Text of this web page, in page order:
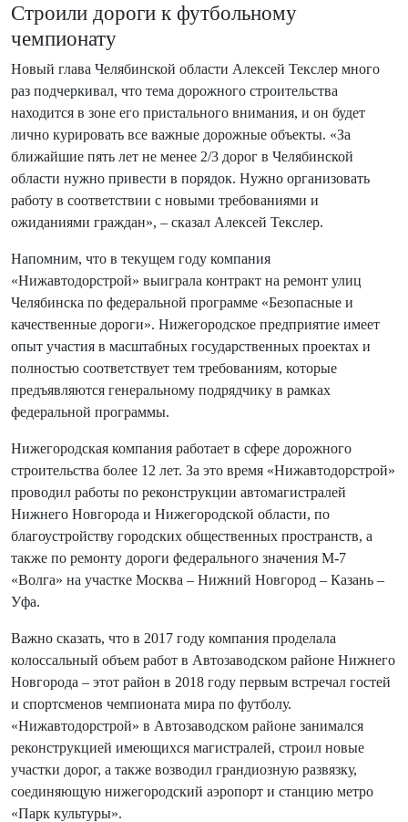
Строили дороги к футбольному
чемпионату
Новый глава Челябинской области Алексей Текслер много
раз подчеркивал, что тема дорожного строительства
находится в зоне его пристального внимания, и он будет
лично курировать все важные дорожные объекты. «За
ближайшие пять лет не менее 2/3 дорог в Челябинской
области нужно привести в порядок. Нужно организовать
работу в соответствии с новыми требованиями и
ожиданиями граждан», – сказал Алексей Текслер.
Напомним, что в текущем году компания
«Нижавтодорстрой» выиграла контракт на ремонт улиц
Челябинска по федеральной программе «Безопасные и
качественные дороги». Нижегородское предприятие имеет
опыт участия в масштабных государственных проектах и
полностью соответствует тем требованиям, которые
предъявляются генеральному подрядчику в рамках
федеральной программы.
Нижегородская компания работает в сфере дорожного
строительства более 12 лет. За это время «Нижавтодорстрой»
проводил работы по реконструкции автомагистралей
Нижнего Новгорода и Нижегородской области, по
благоустройству городских общественных пространств, а
также по ремонту дороги федерального значения М-7
«Волга» на участке Москва – Нижний Новгород – Казань –
Уфа.
Важно сказать, что в 2017 году компания проделала
колоссальный объем работ в Автозаводском районе Нижнего
Новгорода – этот район в 2018 году первым встречал гостей
и спортсменов чемпионата мира по футболу.
«Нижавтодорстрой» в Автозаводском районе занимался
реконструкцией имеющихся магистралей, строил новые
участки дорог, а также возводил грандиозную развязку,
соединяющую нижегородский аэропорт и станцию метро
«Парк культуры».